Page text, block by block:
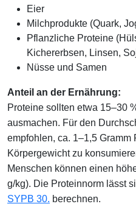
Eier
Milchprodukte (Quark,
Pflanzliche Proteine
Kichererbsen, Linsen,
Nüsse und Samen
Anteil an der Ernährung:
Proteine sollten etwa 15–30
ausmachen. Für den
empfohlen, ca. 1–1,5 Gramm
Körpergewicht zu
Menschen können einen
g/kg). Die Proteinnorm lässt
SYPB 30. berechnen.